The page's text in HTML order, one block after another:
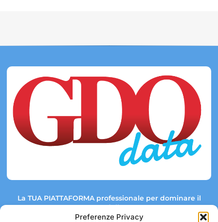
Preferenze Privacy
La TUA PIATTAFORMA professionale per dominare il
mercato della GDO.